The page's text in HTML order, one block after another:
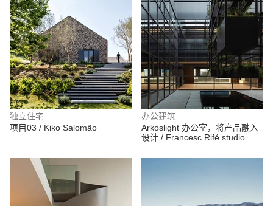
独立住宅
项目03 / Kiko Salomão
办公建筑
Arkoslight 办公室，将产品融入
设计 / Francesc Rifé studio